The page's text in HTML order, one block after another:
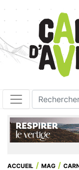
ACCUEIL MAG